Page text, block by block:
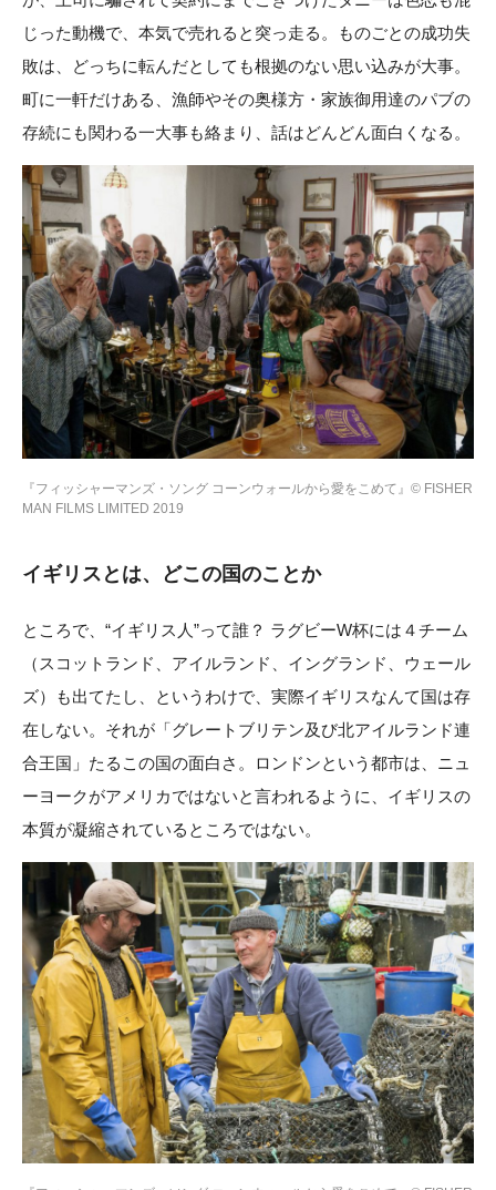
じった動機で、本気で売れると突っ走る。ものごとの成功失
敗は、どっちに転んだとしても根拠のない思い込みが大事。
町に一軒だけある、漁師やその奥様方・家族御用達のパブの
存続にも関わる一大事も絡まり、話はどんどん面白くなる。
『フィッシャーマンズ・ソング コーンウォールから愛をこめて』© FISHER
MAN FILMS LIMITED 2019
イギリスとは、どこの国のことか
ところで、“イギリス人”って誰？ ラグビーW杯には４チーム
（スコットランド、アイルランド、イングランド、ウェール
ズ）も出てたし、というわけで、実際イギリスなんて国は存
在しない。それが「グレートブリテン及び北アイルランド連
合王国」たるこの国の面白さ。ロンドンという都市は、ニュ
ーヨークがアメリカではないと言われるように、イギリスの
本質が凝縮されているところではない。